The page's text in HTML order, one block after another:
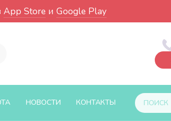
App Store и Google Play
НОВОСТИ КОНТАКТЫ